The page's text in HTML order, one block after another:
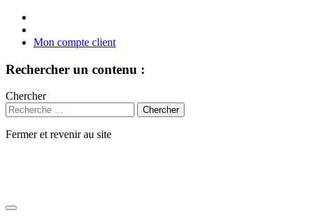
Mon compte client
Rechercher un contenu :
Chercher
Fermer et revenir au site